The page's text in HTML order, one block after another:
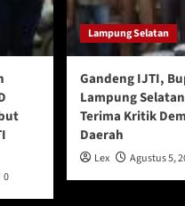
0
Lampung Selatan
Gandeng IJTI,
Lampung
Terima Kritik
Daerah
Lex Agustus 5,